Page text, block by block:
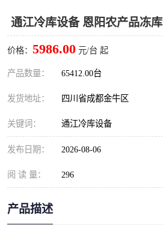
通江冷库设备 恩阳农产品冻
价格： 5986.00 元/台 起
产品数量： 65412.00台
发货地址： 四川省成都金牛区
关键词： 通江冷库设备
发布日期： 2026-08-06
阅 读 量： 296
产品描述